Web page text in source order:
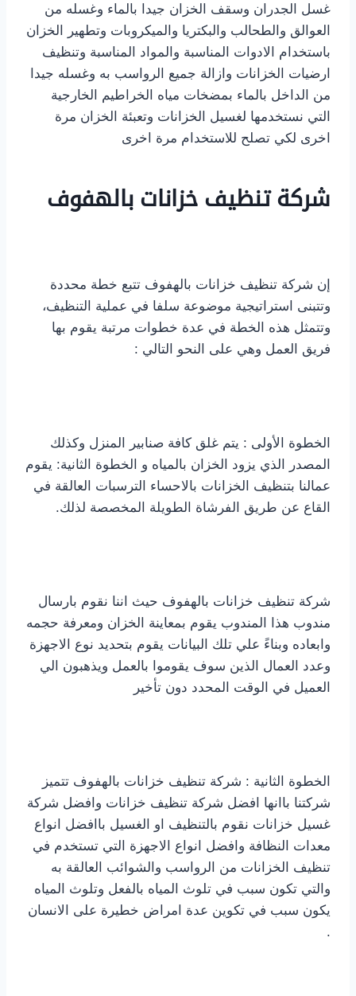
غسل الجدران وسقف الخزان جيدا بالماء وغسله من
العوالق والطحالب والبكتريا والميكروبات وتطهير الخزان
باستخدام الادوات المناسبة والمواد المناسبة وتنظيف
ارضيات الخزانات وازالة جميع الرواسب به وغسله جيدا
من الداخل بالماء بمضخات مياه الخراطيم الخارجية
التي نستخدمها لغسيل الخزانات وتعبئة الخزان مرة
اخرى لكي تصلح للاستخدام مرة اخرى
شركة تنظيف خزانات بالهفوف
إن شركة تنظيف خزانات بالهفوف تتبع خطة محددة
وتتبنى استراتيجية موضوعة سلفا في عملية التنظيف،
وتتمثل هذه الخطة في عدة خطوات مرتبة يقوم بها
فريق العمل وهي على النحو التالي :
الخطوة الأولى : يتم غلق كافة صنابير المنزل وكذلك
المصدر الذي يزود الخزان بالمياه و الخطوة الثانية: يقوم
عمالنا بتنظيف الخزانات بالاحساء الترسبات العالقة في
القاع عن طريق الفرشاة الطويلة المخصصة لذلك.
شركة تنظيف خزانات بالهفوف حيث اننا نقوم بارسال
مندوب هذا المندوب يقوم بمعاينة الخزان ومعرفة حجمه
وابعاده وبناءً علي تلك البيانات يقوم بتحديد نوع الاجهزة
وعدد العمال الذين سوف يقوموا بالعمل ويذهبون الي
العميل في الوقت المحدد دون تأخير
الخطوة الثانية : شركة تنظيف خزانات بالهفوف تتميز
شركتنا باانها افضل شركة تنظيف خزانات وافضل شركة
غسيل خزانات نقوم بالتنظيف او الغسيل باافضل انواع
معدات النظافة وافضل انواع الاجهزة التي تستخدم في
تنظيف الخزانات من الرواسب والشوائب العالقة به
والتي تكون سبب في تلوث المياه بالفعل وتلوث المياه
يكون سبب في تكوين عدة امراض خطيرة على الانسان
.